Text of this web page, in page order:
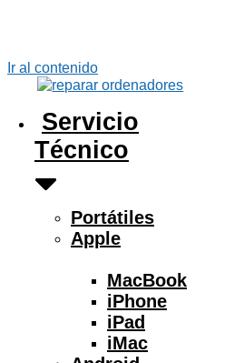
Ir al contenido
Servicio
Técnico
Portátiles
Apple
MacBook
iPhone
iPad
iMac